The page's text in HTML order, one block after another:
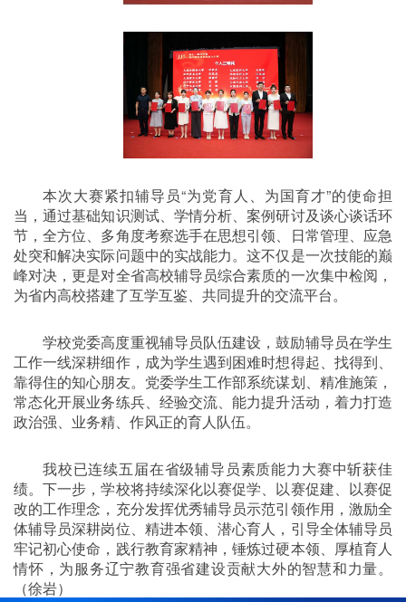
本次大赛紧扣辅导员“为党育人、为国育才”的使命担
当，通过基础知识测试、学情分析、案例研讨及谈心谈话环
节，全方位、多角度考察选手在思想引领、日常管理、应急
处突和解决实际问题中的实战能力。这不仅是一次技能的巅
峰对决，更是对全省高校辅导员综合素质的一次集中检阅，
为省内高校搭建了互学互鉴、共同提升的交流平台。
学校党委高度重视辅导员队伍建设，鼓励辅导员在学生
工作一线深耕细作，成为学生遇到困难时想得起、找得到、
靠得住的知心朋友。党委学生工作部系统谋划、精准施策，
常态化开展业务练兵、经验交流、能力提升活动，着力打造
政治强、业务精、作风正的育人队伍。
我校已连续五届在省级辅导员素质能力大赛中斩获佳
绩。下一步，学校将持续深化以赛促学、以赛促建、以赛促
改的工作理念，充分发挥优秀辅导员示范引领作用，激励全
体辅导员深耕岗位、精进本领、潜心育人，引导全体辅导员
牢记初心使命，践行教育家精神，锤炼过硬本领、厚植育人
情怀，为服务辽宁教育强省建设贡献大外的智慧和力量。
（徐岩）